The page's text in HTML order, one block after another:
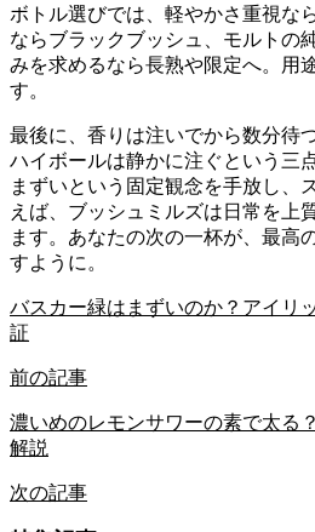
ボトル選びでは、軽やかさ重視な
ならブラックブッシュ、モルトの
みを求めるなら長熟や限定へ。用
す。
最後に、香りは注いでから数分待
ハイボールは静かに注ぐという三
まずいという固定観念を手放し、
えば、ブッシュミルズは日常を上
ます。あなたの次の一杯が、最高
すように。
バスカー緑はまずいのか？アイリ
証
前の記事
濃いめのレモンサワーの素で太る
解説
次の記事